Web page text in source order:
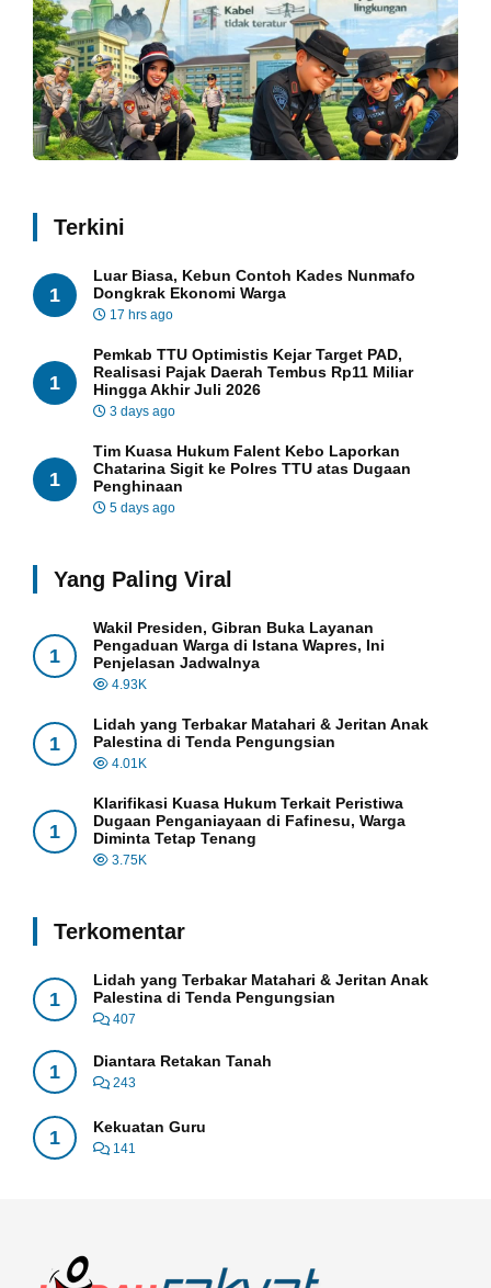
Terkini
1
Luar Biasa, Kebun Contoh Kades Nunmafo
Dongkrak Ekonomi Warga
17 hrs ago
1
Pemkab TTU Optimistis Kejar Target PAD,
Realisasi Pajak Daerah Tembus Rp11 Miliar
Hingga Akhir Juli 2026
3 days ago
1
Tim Kuasa Hukum Falent Kebo Laporkan
Chatarina Sigit ke Polres TTU atas Dugaan
Penghinaan
5 days ago
Yang Paling Viral
1
Wakil Presiden, Gibran Buka Layanan
Pengaduan Warga di Istana Wapres, Ini
Penjelasan Jadwalnya
4.93K
1
Lidah yang Terbakar Matahari & Jeritan Anak
Palestina di Tenda Pengungsian
4.01K
1
Klarifikasi Kuasa Hukum Terkait Peristiwa
Dugaan Penganiayaan di Fafinesu, Warga
Diminta Tetap Tenang
3.75K
Terkomentar
1
Lidah yang Terbakar Matahari & Jeritan Anak
Palestina di Tenda Pengungsian
407
1 Diantara Retakan Tanah
243
1 Kekuatan Guru
141